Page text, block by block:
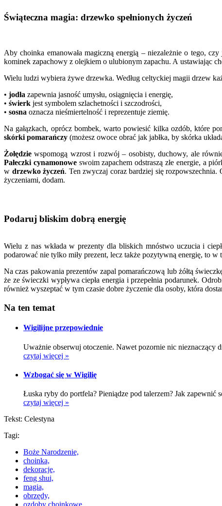
Świąteczna magia: drzewko spełnionych życzeń
Aby choinka emanowała magiczną energią – niezależnie o tego,
kominek zapachowy z olejkiem o ulubionym zapachu. A ustawiając
Wielu ludzi wybiera żywe drzewka. Według celtyckiej magii drzew
• jodła zapewnia jasność umysłu, osiągnięcia i energię,
• świerk jest symbolem szlachetności i szczodrości,
• sosna oznacza nieśmiertelność i reprezentuje ziemię.
Na gałązkach, oprócz bombek, warto powiesić kilka ozdób, które
skórki pomarańczy (możesz owoce obrać jak jabłka, by skórka
Żołędzie wspomogą wzrost i rozwój – osobisty, duchowy, ale
Pałeczki cynamonoweswoim zapachem odstraszą złe energie, a
w drzewko życzeń. Ten zwyczaj coraz bardziej się
życzeniami, dodam.
Podaruj bliskim dobrą energię
Wielu z nas wkłada w prezenty dla bliskich mnóstwo uczucia i
podarować nie tylko miły prezent, lecz także pozytywną energię, to
Na czas pakowania prezentów zapal pomarańczową lub żółtą
że ze świeczki wypływa ciepła energia i przepełnia podarunek.
również wyszeptać w tym czasie dobre życzenie dla osoby, która
Na ten temat
Wigilijne przepowiednie
Uważnie obserwuj otoczenie. Nawet pozornie nic nieznaczący
czytaj więcej »
Wzbogać się w Wigilię
Łuska ryby do portfela? Pieniądze pod talerzem? Jak zapewnić
czytaj więcej »
Tekst: Celestyna
Tagi:
Boże Narodzenie,
choinka,
dekoracje,
feng shui,
magia,
obrzędy,